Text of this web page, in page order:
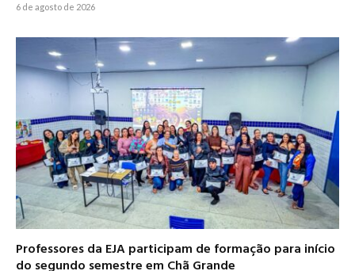
6 de agosto de 2026
Professores da EJA participam de formação para início
do segundo semestre em Chã Grande